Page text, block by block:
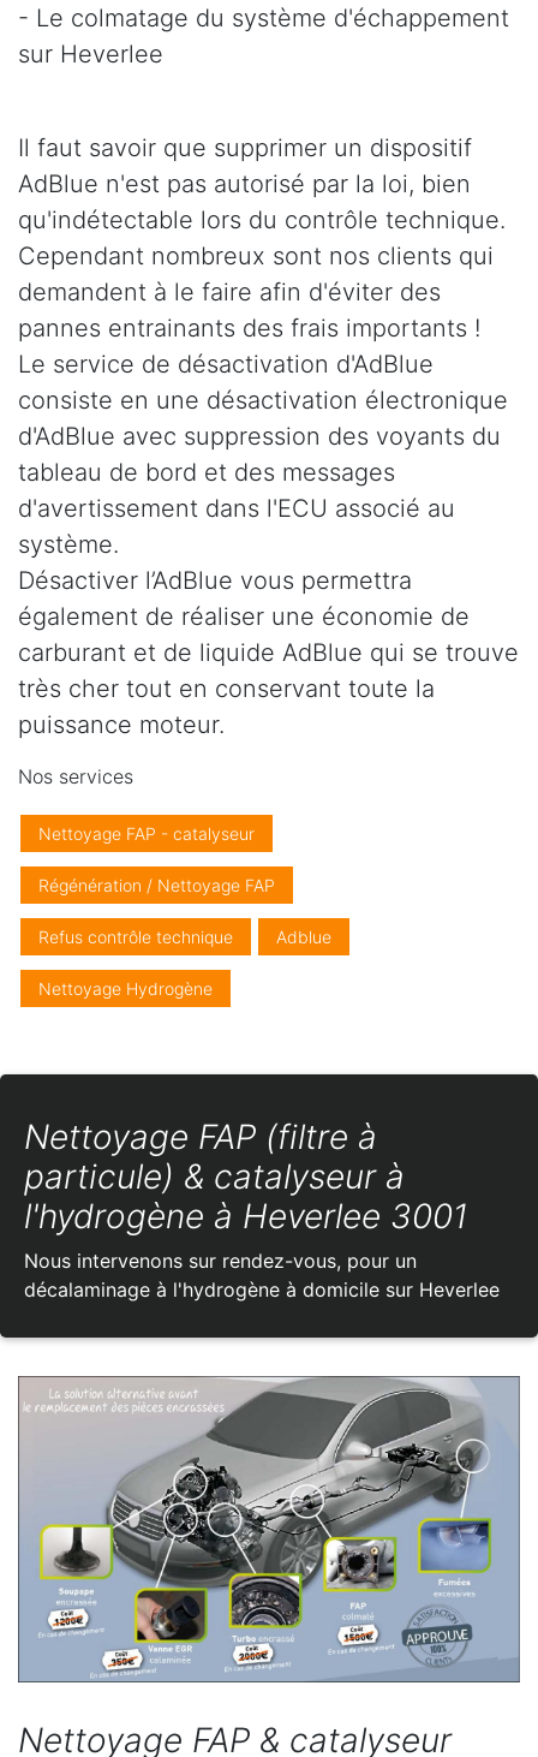
- Le colmatage du système d'échappement
sur Heverlee
Il faut savoir que supprimer un dispositif
AdBlue n'est pas autorisé par la loi, bien
qu'indétectable lors du contrôle technique.
Cependant nombreux sont nos clients qui
demandent à le faire afin d'éviter des
pannes entrainants des frais importants !
Le service de désactivation d'AdBlue
consiste en une désactivation électronique
d'AdBlue avec suppression des voyants du
tableau de bord et des messages
d'avertissement dans l'ECU associé au
système.
Désactiver l’AdBlue vous permettra
également de réaliser une économie de
carburant et de liquide AdBlue qui se trouve
très cher tout en conservant toute la
puissance moteur.
Nos services
Nettoyage FAP - catalyseur
Régénération / Nettoyage FAP
Refus contrôle technique Adblue
Nettoyage Hydrogène
Nettoyage FAP (filtre à
particule) & catalyseur à
l'hydrogène à Heverlee 3001
Nous intervenons sur rendez-vous, pour un
décalaminage à l'hydrogène à domicile sur Heverlee
Nettoyage FAP & catalyseur